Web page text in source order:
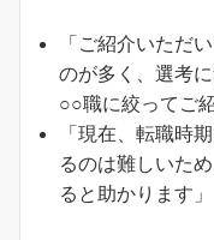
「ご紹介いただ
のが多く、選考
○○職に絞ってご
「現在、転職時
るのは難しいた
ると助かります」